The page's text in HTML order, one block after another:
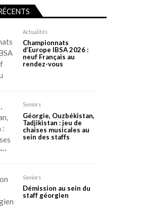
Actualités
Championnats
d’Europe IBSA 2026 :
neuf Français au
rendez-vous
Seniors
Géorgie, Ouzbékistan,
Tadjikistan : jeu de
chaises musicales au
sein des staffs
Seniors
Démission au sein du
staff géorgien